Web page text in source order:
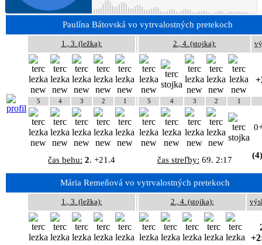
Paulína Bátovská vo vytrvalostných pretekoch
1., 3. (ležka): 2., 4. (stojka):
5 4 3 2 1 5 4 3 2 1
čas behu: 2. +21.4 čas streľby: 69. 2:17 (4)
Mária Remeňová vo vytrvalostných pretekoch
1., 3. (ležka): 2., 4. (stojka):